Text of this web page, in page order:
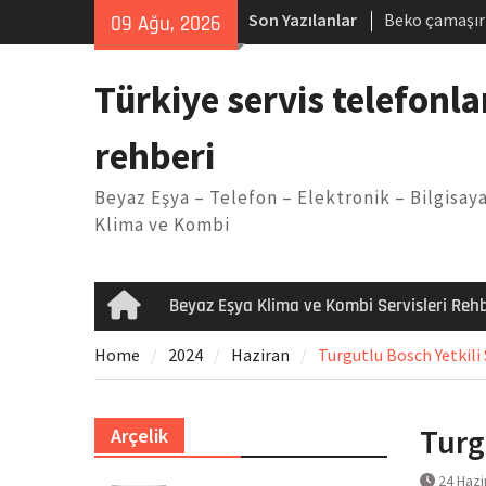
09 Ağu, 2026 Son Yazılanlar
Beko
Demirdöküm
Arızası
Türkiye servis
rehberi
Beyaz Eşya – Telefon – Elektronik –
Klima ve Kombi
HomeBeyaz Eşya Klima ve Kombi Servisleri
Home 2024 Haziran Turgutlu Bosch Yetkili
24
Arçelik